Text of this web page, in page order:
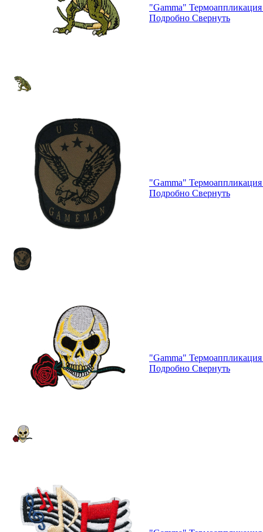
"Gamma"
Подробно Свернуть
"Gamma"
Подробно Свернуть
"Gamma"
Подробно Свернуть